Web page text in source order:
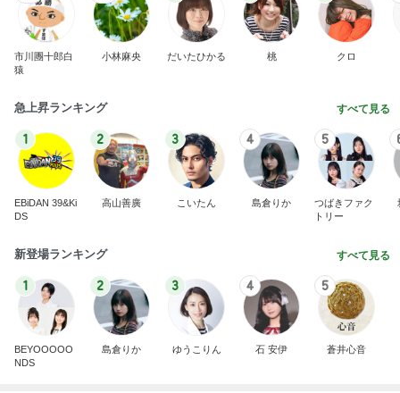
市川團十郎白
猿
小林麻央 だいたひかる 桃 クロ
急上昇ランキング すべて見る
1
EBiDAN 39&Ki
DS
2
高山善廣
3
こいたん
4
島倉りか
5
つばきファク
トリー
新登場ランキング すべて見る
1
BEYOOOOO
NDS
2
島倉りか
3
ゆうこりん
4
石 安伊
5
蒼井心音